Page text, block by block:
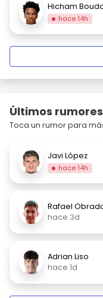
Hicham
hace 14h
Últimos
Toca un rumor para
Javi López
hace 14h
Rafael
hace 3d
Adrian Liso
hace 1d